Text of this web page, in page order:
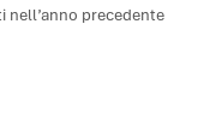
nell’anno precedente